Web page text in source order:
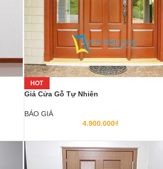
HOT
Giá Cửa Gỗ Tự Nhiên
BÁO GIÁ
4.900.000₫